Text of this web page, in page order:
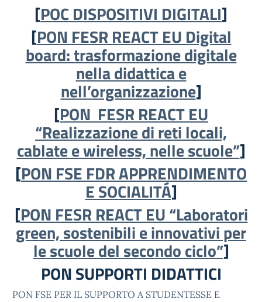
[POC DISPOSITIVI DIGITALI]
[PON FESR REACT EU Digital
board: trasformazione digitale
nella didattica e
nell’organizzazione]
[PON FESR REACT EU
“Realizzazione di reti locali,
cablate e wireless, nelle scuole”]
[PON FSE FDR APPRENDIMENTO
E SOCIALITÁ]
[PON FESR REACT EU “Laboratori
green, sostenibili e innovativi per
le scuole del secondo ciclo”]
PON SUPPORTI DIDATTICI
PON FSE PER IL SUPPORTO A STUDENTESSE E